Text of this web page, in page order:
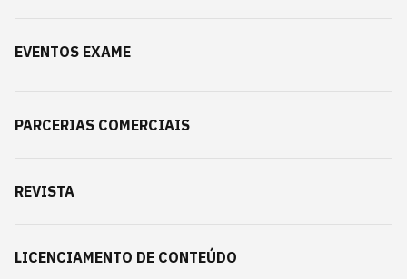
EVENTOS EXAME
PARCERIAS COMERCIAIS
REVISTA
LICENCIAMENTO DE CONTEÚDO